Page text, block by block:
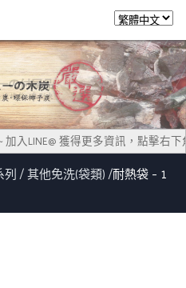
入LINE@ 獲得更多資訊，點擊右下
其他免洗(袋類) 耐熱袋 - 1